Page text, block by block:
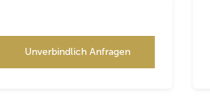
Unverbindlich Anfragen